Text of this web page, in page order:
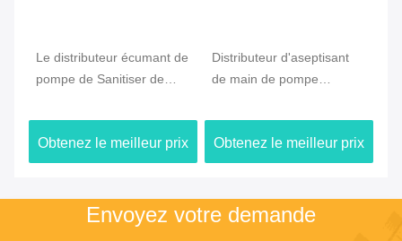
Le distributeur écumant de
pompe de Sanitiser de
gel d'aseptisant de main a
produit
Obtenez le meilleur prix
Distributeur d'aseptisant
de main de pompe
bouteille du shampooing
50ml
Obtenez le meilleur prix
Envoyez votre demande